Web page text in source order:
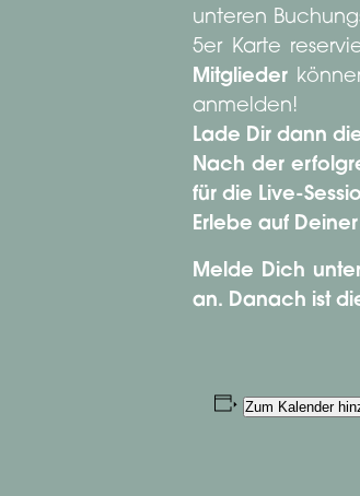
unteren
5er Karte
Mitglieder
anmelden!
Lade Dir dann
Nach der
für die Live-
Erlebe auf
Melde Dich
an. Danach ist
Zum Kalender